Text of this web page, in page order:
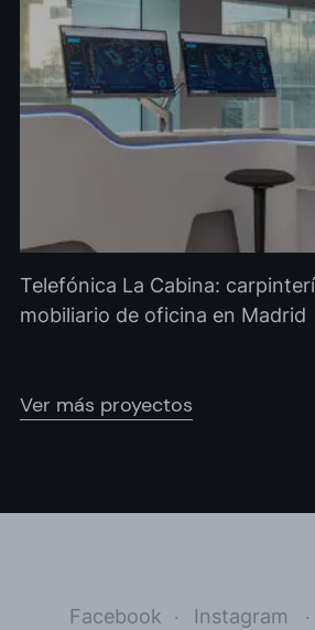
Telefónica La Cabina:
mobiliario de oficina en Madrid
Ver más proyectos
Facebook Instagram